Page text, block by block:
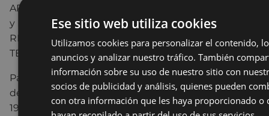
ARREGLAR CERRADURAS y HERRAJES, MUEBLES
y PERSIANAS. Aprenderemos además formas para
REUTILIZAR elementos de MOBILIARIO y
TÉCNICAS de AISLAMIENTO.
Para ello se realizarán 4 sesiones de trabajo: 19 y 26
de octubre y 2 y 9 de noviembre, entre las 17:00 y
19:00 / Idioma: bilingüe
Ese sitio web utiliza cookies
Utilizamos cookies para personalizar el contenido,
anuncios y analizar nuestro tráfico. También
información sobre su uso de nuestro sitio con
socios de publicidad y análisis, quienes pueden
con otra información que les haya proporcionado o